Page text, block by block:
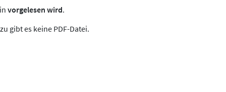
vorgelesen wird.
gibt es keine PDF-Datei.